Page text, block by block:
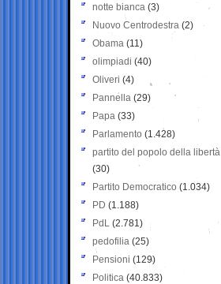
notte bianca (3)
Nuovo Centrodestra (2)
Obama (11)
olimpiadi (40)
Oliveri (4)
Pannella (29)
Papa (33)
Parlamento (1.428)
partito del popolo della libertà
(30)
Partito Democratico (1.034)
PD (1.188)
PdL (2.781)
pedofilia (25)
Pensioni (129)
Politica (40.833)